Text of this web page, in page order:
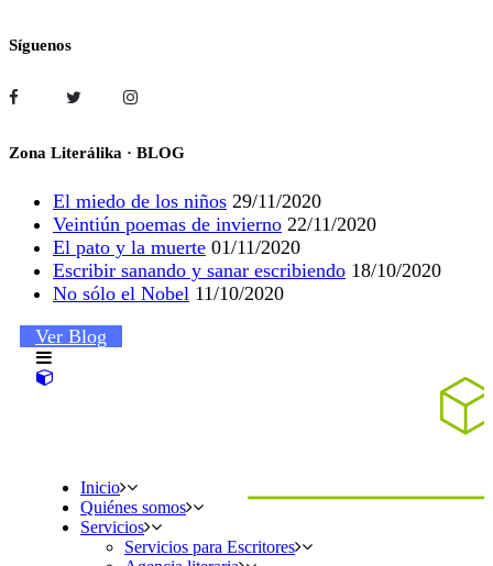
Síguenos
Zona Literálika · BLOG
El miedo de los niños 29/11/2020
Veintiún poemas de invierno 22/11/2020
El pato y la muerte 01/11/2020
Escribir sanando y sanar escribiendo 18/10/2020
No sólo el Nobel 11/10/2020
Ver Blog
Inicio
Quiénes somos
Servicios
Servicios para Escritores